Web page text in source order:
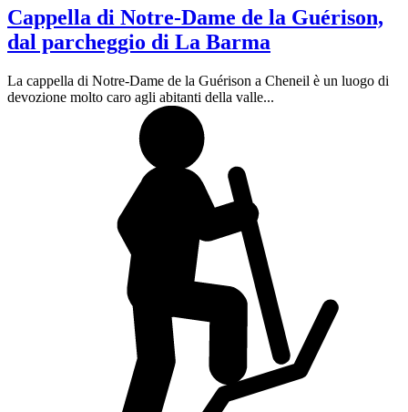
Cappella di Notre-Dame de la Guérison,
dal parcheggio di La Barma
La cappella di Notre-Dame de la Guérison a Cheneil è un luogo di
devozione molto caro agli abitanti della valle...